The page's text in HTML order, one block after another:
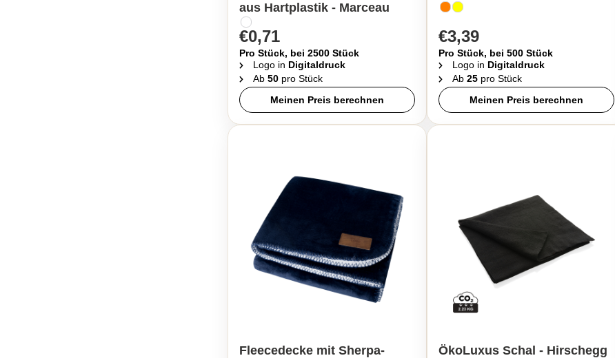
aus Hartplastik - Marceau
€0,71
Pro Stück, bei 2500 Stück
Logo in Digitaldruck
Ab 50 pro Stück
Meinen Preis berechnen
€3,39
Pro Stück, bei 500 Stück
Logo in Digitaldruck
Ab 25pro Stück
Meinen Preis berechnen
Fleecedecke mit Sherpa-
ÖkoLuxus Schal - Hirschegg